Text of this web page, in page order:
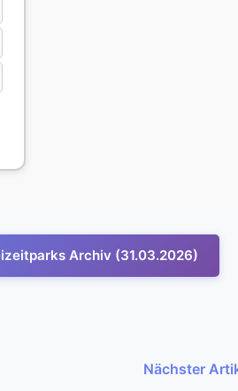
Archiv (31.03.2026)
Nächster